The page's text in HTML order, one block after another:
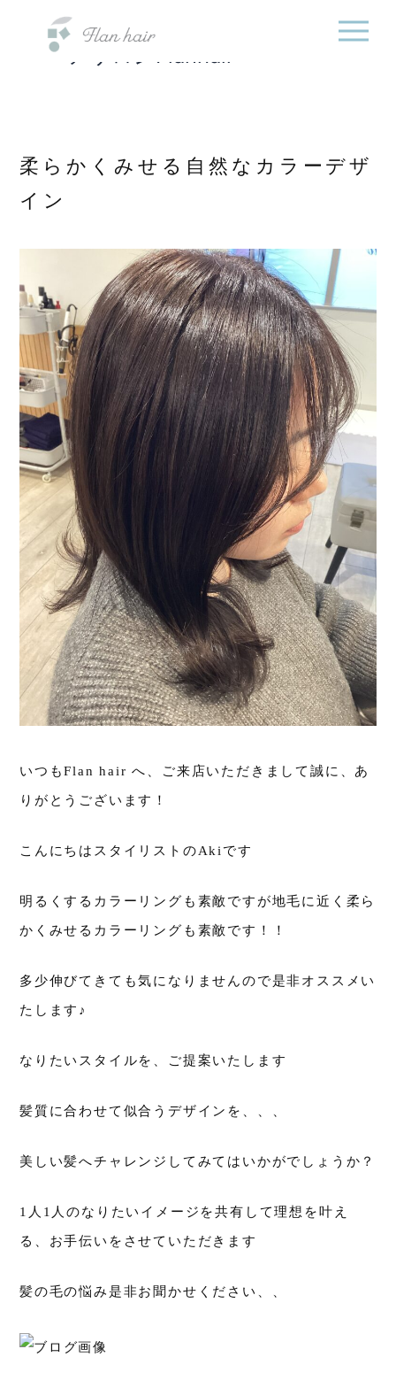
院・半個室オーガニック
ヘアサロンFlanhair
柔らかくみせる自然なカラーデザ
イン
いつもFlan hair へ、ご来店いただきまして誠に、あ
りがとうございます！
こんにちはスタイリストのAkiです
明るくするカラーリングも素敵ですが地毛に近く柔ら
かくみせるカラーリングも素敵です！！
多少伸びてきても気になりませんので是非オススメい
たします♪
なりたいスタイルを、ご提案いたします
髪質に合わせて似合うデザインを、、、
美しい髪へチャレンジしてみてはいかがでしょうか？
1人1人のなりたいイメージを共有して理想を叶え
る、お手伝いをさせていただきます
髪の毛の悩み是非お聞かせください、、